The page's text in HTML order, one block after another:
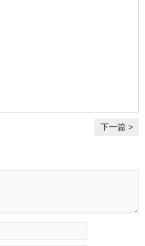
下一篇 >